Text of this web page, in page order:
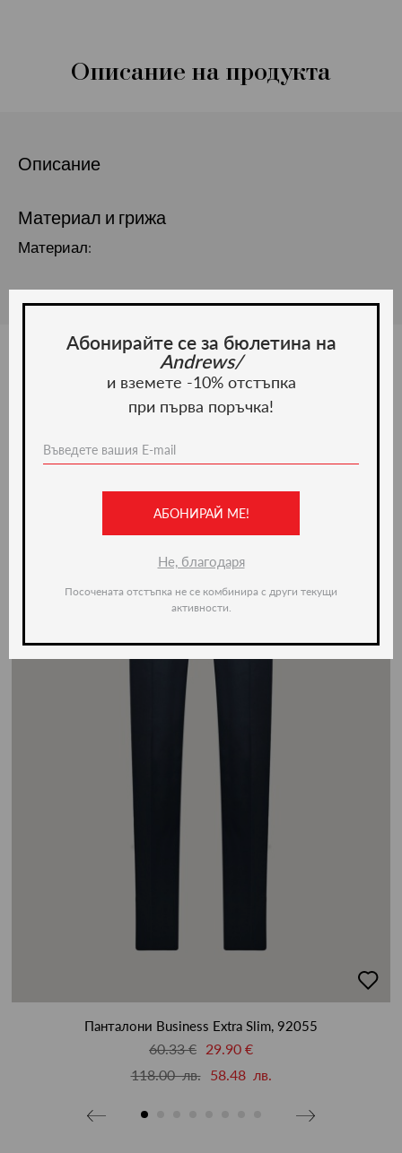
Описание на продукта
Описание
Материал и грижа
Материал:
Ние препоръчваме
-50%
в
Панталони Business Extra Slim, 92055
60.33 € 29.90 €
118.00 лв.
58.48 лв.
Абонирайте се за бюлетина на
Andrews/
и вземете -10% отстъпка
при първа поръчка!
АБОНИРАЙ МЕ!
Не, благодаря
Посочената отстъпка не се комбинира с други текущи
активности.